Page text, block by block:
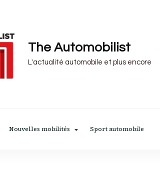
The Automobilist
L'actualité automobile et plus encore
Nouvelles mobilités Sport automobile